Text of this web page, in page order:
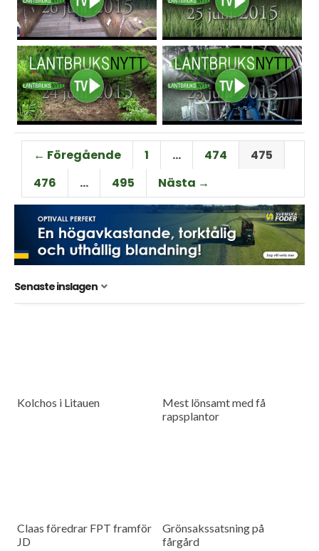
← Föregående 1 … 474
475
476
… 495 Nästa →
Senaste inslagen
Kolchos i Litauen
Mest lönsamt med få
rapsplantor
Claas föredrar FPT framför
JD
Grönsakssatsning på
fårgård